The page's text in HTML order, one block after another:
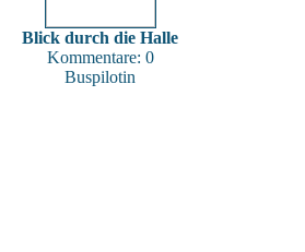
Blick durch die Halle
Kommentare: 0
Buspilotin